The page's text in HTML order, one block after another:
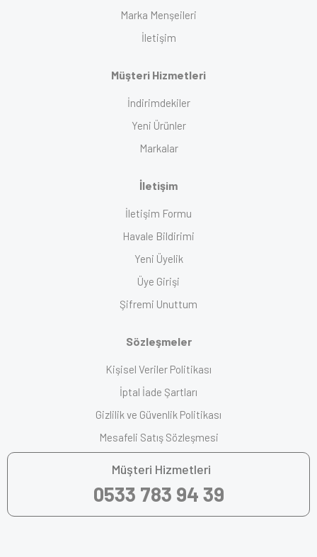
Marka Menşeileri
İletişim
Müşteri Hizmetleri
İndirimdekiler
Yeni Ürünler
Markalar
İletişim
İletişim Formu
Havale Bildirimi
Yeni Üyelik
Üye Girişi
Şifremi Unuttum
Sözleşmeler
Kişisel Veriler Politikası
İptal İade Şartları
Gizlilik ve Güvenlik Politikası
Mesafeli Satış Sözleşmesi
Müşteri Hizmetleri
0533 783 94 39